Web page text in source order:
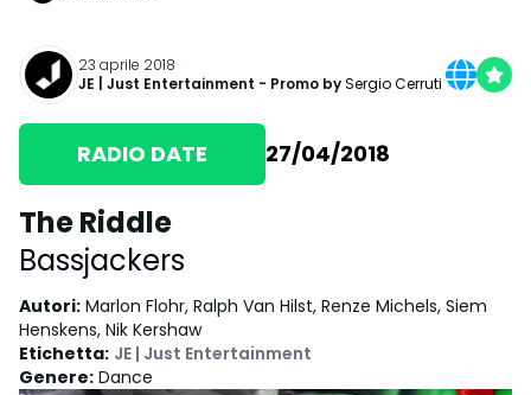
23 aprile 2018
JE | Just Entertainment - Promo bySergio Cerruti
RADIO DATE 27/04/2018
The Riddle
Bassjackers
Autori: Marlon Flohr, Ralph Van Hilst, Renze Michels, Siem
Henskens, Nik Kershaw
Etichetta: JE | Just Entertainment
Genere: Dance